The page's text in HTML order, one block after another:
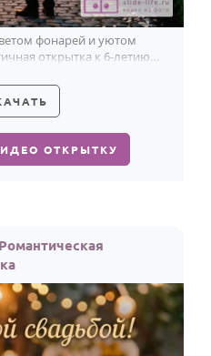
фонарей и уютом
открытка к 6-летию
ОТКРЫТКУ